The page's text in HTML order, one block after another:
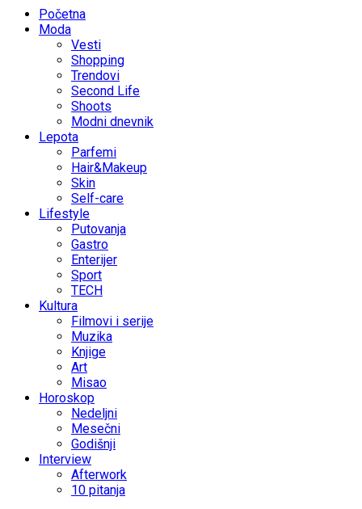
Početna
Moda
Vesti
Shopping
Trendovi
Second Life
Shoots
Modni dnevnik
Lepota
Parfemi
Hair&Makeup
Skin
Self-care
Lifestyle
Putovanja
Gastro
Enterijer
Sport
TECH
Kultura
Filmovi i serije
Muzika
Knjige
Art
Misao
Horoskop
Nedeljni
Mesečni
Godišnji
Interview
Afterwork
10 pitanja